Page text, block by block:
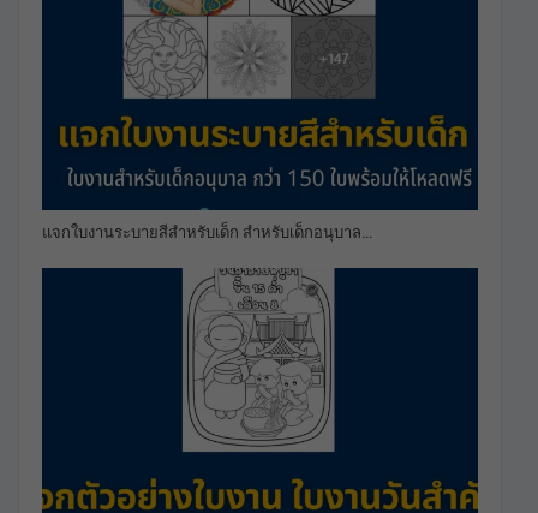
แจกใบงานระบายสีสำหรับเด็ก สำหรับเด็กอนุบาล…